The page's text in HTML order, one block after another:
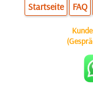
Startseite FAQ